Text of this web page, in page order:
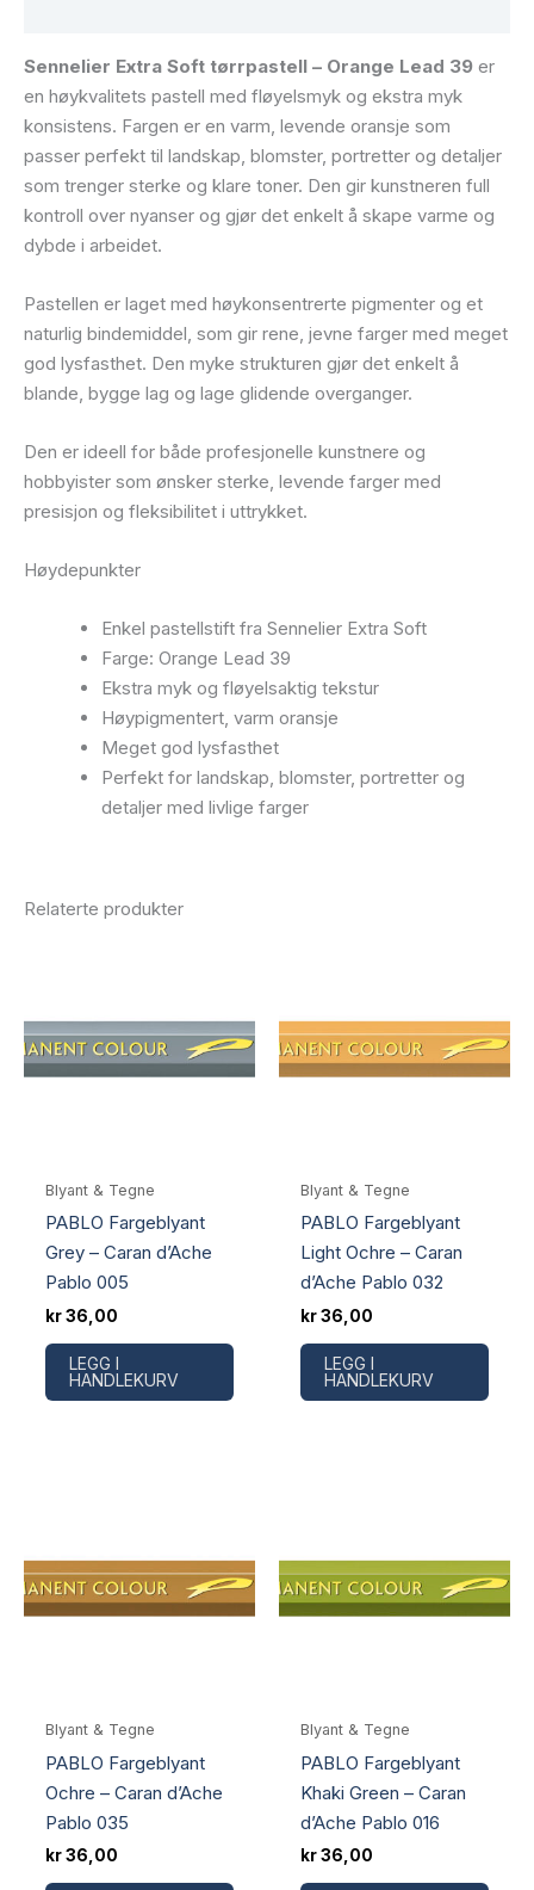
Sennelier Extra Soft tørrpastell – Orange Lead 39 er
en høykvalitets pastell med fløyelsmyk og ekstra myk
konsistens. Fargen er en varm, levende oransje som
passer perfekt til landskap, blomster, portretter og detaljer
som trenger sterke og klare toner. Den gir kunstneren full
kontroll over nyanser og gjør det enkelt å skape varme og
dybde i arbeidet.
Pastellen er laget med høykonsentrerte pigmenter og et
naturlig bindemiddel, som gir rene, jevne farger med meget
god lysfasthet. Den myke strukturen gjør det enkelt å
blande, bygge lag og lage glidende overganger.
Den er ideell for både profesjonelle kunstnere og
hobbyister som ønsker sterke, levende farger med
presisjon og fleksibilitet i uttrykket.
Høydepunkter
Enkel pastellstift fra Sennelier Extra Soft
Farge: Orange Lead 39
Ekstra myk og fløyelsaktig tekstur
Høypigmentert, varm oransje
Meget god lysfasthet
Perfekt for landskap, blomster, portretter og
detaljer med livlige farger
Relaterte produkter
Blyant & Tegne
PABLO Fargeblyant
Grey – Caran d’Ache
Pablo 005
kr36,00
LEGG I
HANDLEKURV
Blyant & Tegne
PABLO Fargeblyant
Light Ochre – Caran
d’Ache Pablo 032
kr36,00
LEGG I
HANDLEKURV
Blyant & Tegne
PABLO Fargeblyant
Ochre – Caran d’Ache
Pablo 035
kr36,00
Blyant & Tegne
PABLO Fargeblyant
Khaki Green – Caran
d’Ache Pablo 016
kr36,00